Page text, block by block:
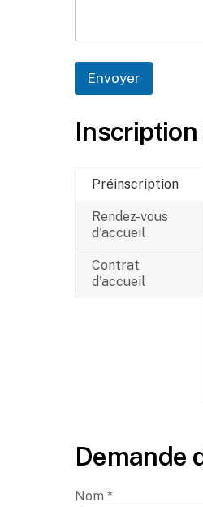
t
Envoyer
Inscription
Préinscription
Rendez-vous
d'accueil
Contrat
d'accueil
Demande
Nom *